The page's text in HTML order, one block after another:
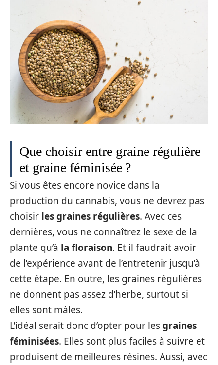
Que choisir entre graine régulière
et graine féminisée ?
Si vous êtes encore novice dans la
production du cannabis, vous ne devrez pas
choisir les graines régulières. Avec ces
dernières, vous ne connaîtrez le sexe de la
plante qu’à la floraison. Et il faudrait avoir
de l’expérience avant de l’entretenir jusqu’à
cette étape. En outre, les graines régulières
ne donnent pas assez d’herbe, surtout si
elles sont mâles.
L’idéal serait donc d’opter pour lesgraines
féminisées. Elles sont plus faciles à suivre et
produisent de meilleures résines. Aussi, avec